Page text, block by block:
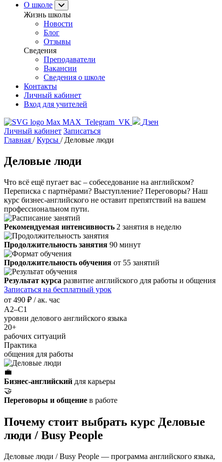
О школе
Жизнь школы
Новости
Блог
Отзывы
Сведения
Преподаватели
Вакансии
Сведения о школе
Контакты
Личный кабинет
Вход для учителей
MAX Telegram VK
Дзен
Личный кабинет Записаться
Главная /Курсы / Деловые люди
Деловые люди
Что всё ещё пугает вас – собеседование на английском?
Переписка с партнёрами? Выступление? Переговоры? Наш
курс бизнес-английского не оставит препятствий на вашем
профессиональном пути.
Рекомендуемая интенсивность 2 занятия в неделю
Продолжительность занятия 90 минут
Продолжительность обучения от 55 занятий
Результат курса развитие английского для работы и общения
Записаться на бесплатный урок
от 490 ₽ / ак. час
A2–C1
уровни делового английского языка
20+
рабочих ситуаций
Практика
общения для работы
💼
Бизнес-английский для карьеры
🤝
Переговоры и общение в работе
Почему стоит выбрать курс Деловые
люди / Busy People
Деловые люди / Busy People — программа английского языка,